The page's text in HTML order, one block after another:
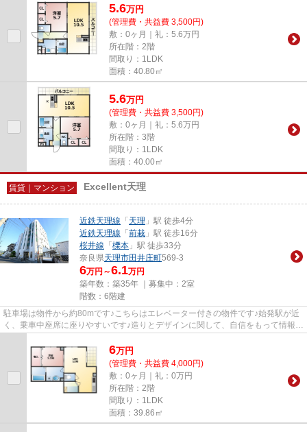
5.6万円
(管理費・共益費 3,500円)
敷：0ヶ月｜礼：5.6万円
所在階：2階
間取り：1LDK
面積：40.80㎡
5.6万円
(管理費・共益費 3,500円)
敷：0ヶ月｜礼：5.6万円
所在階：3階
間取り：1LDK
面積：40.00㎡
賃貸｜マンション Excellent天理
近鉄天理線 「 天理 」駅 徒歩4分
近鉄天理線 「 前栽 」駅 徒歩16分
桜井線 「 櫟本 」駅 徒歩33分
奈良県天理市田井庄町569-3
6万円～6.1万円
築年数：築35年 ｜募集中： 2室
階数：6階建
駐車場は物件から約80mです♪こちらはエレベーター付きの物件です♪始発駅が近
く、乗車中座席に座りやすいです♪造りとデザインに関して、自信をもって情報を
6万円
(管理費・共益費 4,000円)
敷：0ヶ月｜礼：0万円
所在階：2階
間取り：1LDK
面積：39.86㎡